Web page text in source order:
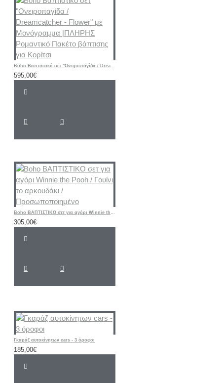
Boho Βαπτιστικό σετ "Ονειροπαγίδα / Dreamcatcher - Flower" με Μονόγραμμα |ΠΛΗΡΗΣ Ρομαντικό Πακέτο βάπτισης για Κορίτσι
595,00€
Boho ΒΑΠΤΙΣΤΙΚΟ σετ για αγόρι Winnie the Pooh / Γουίνι το αρκουδάκι / Προσωποποιημένο
305,00€
Γκαράζ αυτοκίνητων cars - 3 όροφοι
185,00€